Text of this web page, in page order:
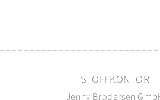
STOFFKONTOR
Jenny Brodersen